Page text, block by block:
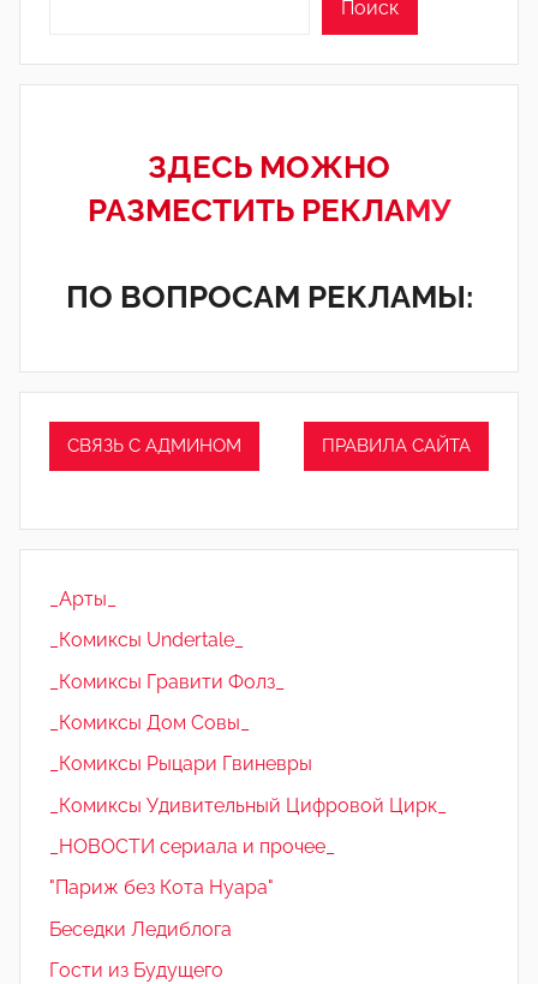
Поиск
ЗДЕСЬ МОЖНО
РАЗМЕСТИТЬ РЕКЛАМУ
ПО ВОПРОСАМ РЕКЛАМЫ:
СВЯЗЬ С АДМИНОМ ПРАВИЛА САЙТА
_Арты_
_Комиксы Undertale_
_Комиксы Гравити Фолз_
_Комиксы Дом Совы_
_Комиксы Рыцари Гвиневры
_Комиксы Удивительный Цифровой Цирк_
_НОВОСТИ сериала и прочее_
"Париж без Кота Нуара"
Беседки Ледиблога
Гости из Будущего